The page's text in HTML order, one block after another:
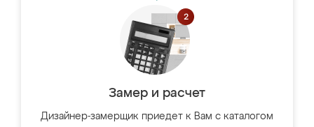
Замер и расчет
Дизайнер-замерщик приедет к Вам с каталогом